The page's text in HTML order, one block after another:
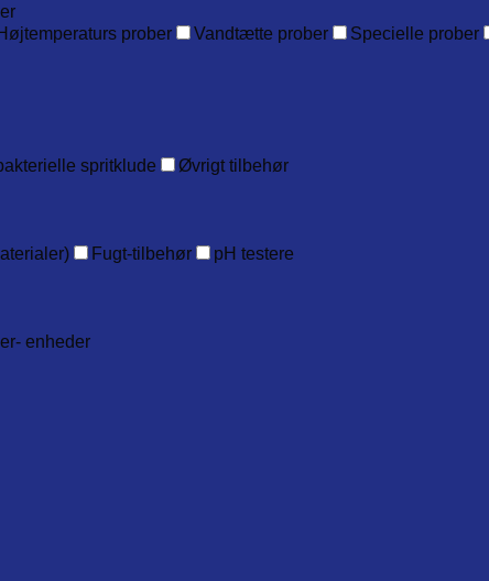
Højtemperaturs prober Vandtætte prober Specielle prober
spritklude
Øvrigt tilbehør
Fugt-tilbehør
pH testere
enheder